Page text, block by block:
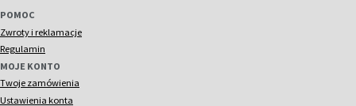
POMOC
Zwroty i reklamacje
Regulamin
MOJE KONTO
Twoje zamówienia
Ustawienia konta